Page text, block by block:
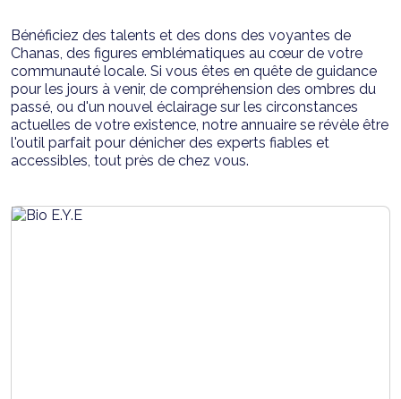
Bénéficiez des talents et des dons des voyantes de
Chanas, des figures emblématiques au cœur de votre
communauté locale. Si vous êtes en quête de guidance
pour les jours à venir, de compréhension des ombres du
passé, ou d'un nouvel éclairage sur les circonstances
actuelles de votre existence, notre annuaire se révèle être
l'outil parfait pour dénicher des experts fiables et
accessibles, tout près de chez vous.